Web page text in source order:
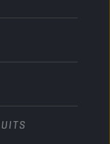
Hemiksem